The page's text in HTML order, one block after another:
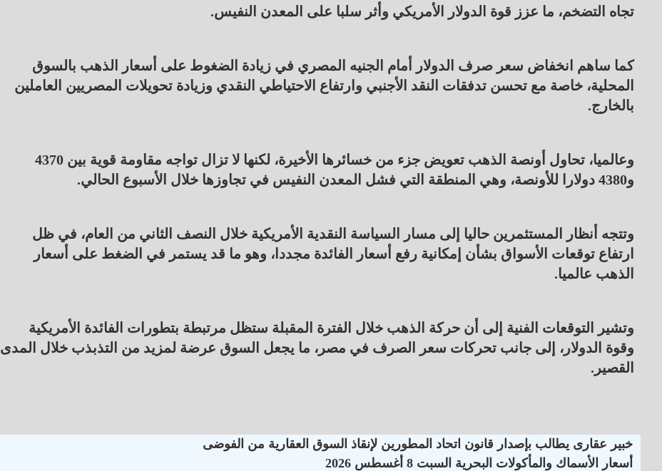
تجاه التضخم، ما عزز قوة الدولار الأمريكي وأثر سلبا على المعدن النفيس.
كما ساهم انخفاض سعر صرف الدولار أمام الجنيه المصري في زيادة الضغوط على أسعار الذهب بالسوق
المحلية، خاصة مع تحسن تدفقات النقد الأجنبي وارتفاع الاحتياطي النقدي وزيادة تحويلات المصريين العاملين
بالخارج.
وعالميا، تحاول أونصة الذهب تعويض جزء من خسائرها الأخيرة، لكنها لا تزال تواجه مقاومة قوية بين 4370
و4380 دولارا للأونصة، وهي المنطقة التي فشل المعدن النفيس في تجاوزها خلال الأسبوع الحالي.
وتتجه أنظار المستثمرين حاليا إلى مسار السياسة النقدية الأمريكية خلال النصف الثاني من العام، في ظل
ارتفاع توقعات الأسواق بشأن إمكانية رفع أسعار الفائدة مجددا، وهو ما قد يستمر في الضغط على أسعار
الذهب عالميا.
وتشير التوقعات الفنية إلى أن حركة الذهب خلال الفترة المقبلة ستظل مرتبطة بتطورات الفائدة الأمريكية
وقوة الدولار، إلى جانب تحركات سعر الصرف في مصر، ما يجعل السوق عرضة لمزيد من التذبذب خلال المدى
القصير.
خبير عقارى يطالب بإصدار قانون اتحاد المطورين لإنقاذ السوق العقارية من الفوضى
أسعار الأسماك والمأكولات البحرية السبت 8 أغسطس 2026